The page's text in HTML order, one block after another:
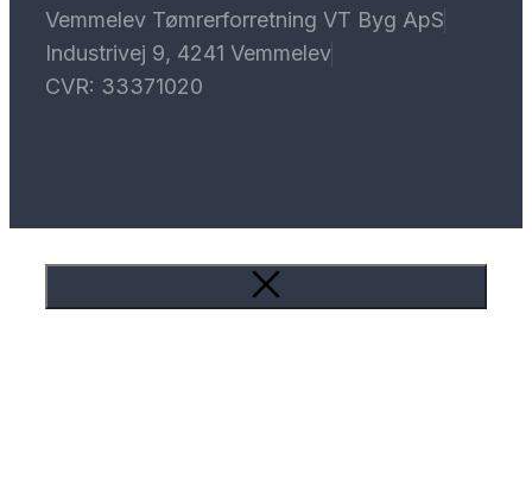
Vemmelev Tømrerforretning VT Byg ApS
Industrivej 9, 4241 Vemmelev
CVR: 33371020